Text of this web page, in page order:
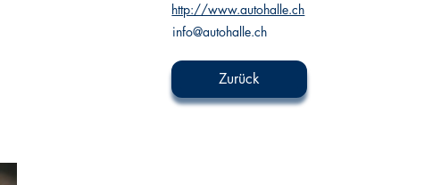
http://www.autohalle.ch
info@autohalle.ch
Zurück